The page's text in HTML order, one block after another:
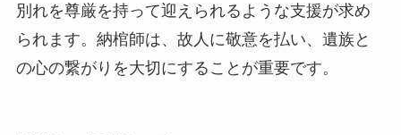
別れを尊厳を持って迎えられるような支援が求め
られます。納棺師は、故人に敬意を払い、遺族と
の心の繋がりを大切にすることが重要です。